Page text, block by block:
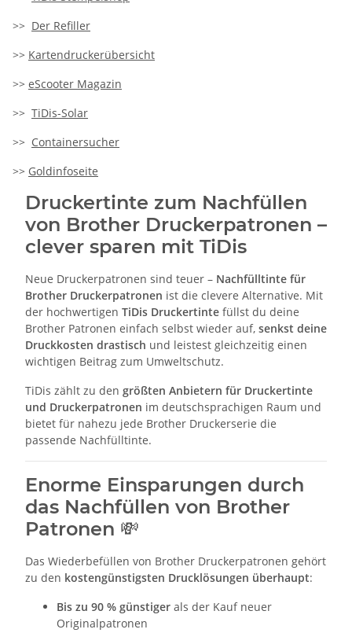
>> Der Refiller
>> Kartendruckerübersicht
>> eScooter Magazin
>> TiDis-Solar
>> Containersucher
>> Goldinfoseite
Druckertinte zum Nachfüllen
von Brother Druckerpatronen –
clever sparen mit TiDis
Neue Druckerpatronen sind teuer – Nachfülltinte für
Brother Druckerpatronen ist die clevere Alternative. Mit
der hochwertigen TiDis Druckertinte füllst du deine
Brother Patronen einfach selbst wieder auf, senkst deine
Druckkosten drastisch und leistest gleichzeitig einen
wichtigen Beitrag zum Umweltschutz.
TiDis zählt zu den größten Anbietern für Druckertinte
und Druckerpatronen im deutschsprachigen Raum und
bietet für nahezu jede Brother Druckerserie die
passende Nachfülltinte.
Enorme Einsparungen durch
das Nachfüllen von Brother
Patronen 💸
Das Wiederbefüllen von Brother Druckerpatronen gehört
zu den kostengünstigsten Drucklösungen überhaupt:
Bis zu 90 % günstiger als der Kauf neuer
Originalpatronen